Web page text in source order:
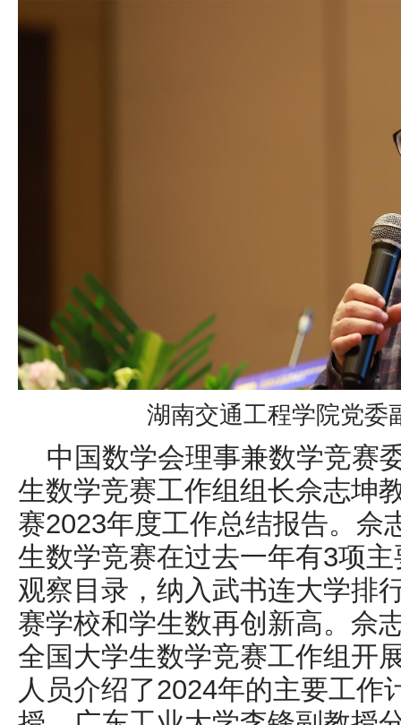
湖南交通工程学院党委
中国数学会理事兼数学竞赛
生数学竞赛工作组组长佘志坤
赛2023年度工作总结报告。佘
生数学竞赛在过去一年有3项
观察目录，纳入武书连大学排
赛学校和学生数再创新高。佘
全国大学生数学竞赛工作组开
人员介绍了2024年的主要工作